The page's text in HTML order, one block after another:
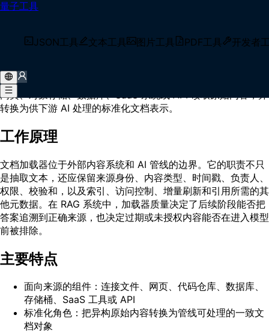
量子工具
JSON工具 文本工具 图片工具 PDF工具 开发者
首页/术语库
什么是 文档加载器（Document
文档加载器（Document Loader）是内容摄取组件，从文件、
网页、对象存储、数据库、SaaS 系统或 API 读取原始内容，并
转换为供下游 AI 处理的标准化文档表示。
工作原理
文档加载器位于外部内容系统和 AI 管线的边界。它的职责不只
是抽取文本，还应保留来源身份、内容类型、时间戳、负责人、
权限、校验和，以及索引、访问控制、增量刷新和引用所需的其
他元数据。在 RAG 系统中，加载器质量决定了后续阶段能否把
答案追溯到正确来源，也决定过期或未授权内容能否在进入模型
前被排除。
主要特点
面向来源的组件：连接文件、网页、代码仓库、数据库、
存储桶、SaaS 工具或 API
标准化角色：把异构原始内容转换为管线可处理的一致文
档对象